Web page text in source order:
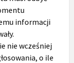
informacji
nie wcześniej
o ile